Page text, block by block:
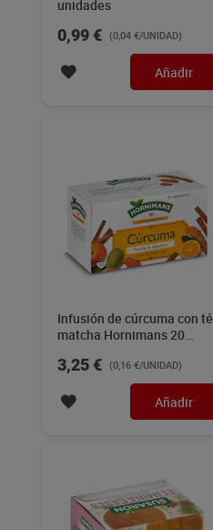
unidades
0,99 € (0,04 €/UNIDAD)
Añadir
Infusión de cúrcuma con té
matcha Hornimans 20
3,25 € (0,16 €/UNIDAD)
Añadir